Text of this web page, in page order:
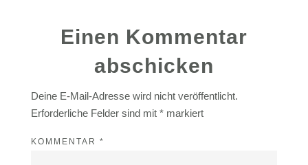
Einen Kommentar
abschicken
Deine E-Mail-Adresse wird nicht veröffentlicht.
Erforderliche Felder sind mit *markiert
KOMMENTAR *